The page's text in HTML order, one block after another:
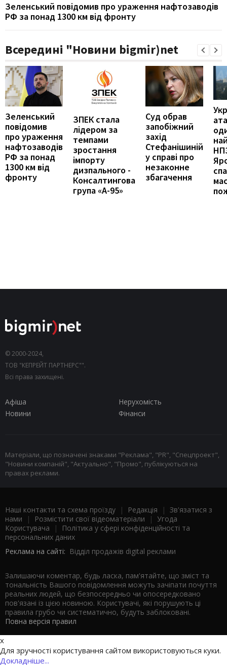
Зеленський повідомив про ураження нафтозаводів
РФ за понад 1300 км від фронту
Всередині "Новини bigmir)net
Зеленський
повідомив
про ураження
нафтозаводів
РФ за понад
1300 км від
фронту
ЗПЕК стала
лідером за
темпами
зростання
імпорту
дизпального -
Консалтингова
група «А-95»
Суд обрав
запобіжний
захід
Стефанішиній
у справі про
незаконне
збагачення
© 2000-2024,
ТОВ "КЕПРЕЙТ ПАРТНЕРС"".
Всі права захищені.
Афіша
Нерухомість
Новини
Фінанси
Матеріали, що позначені знаками "Реклама", "PR", "Спецпроект",
"Новини компаній", "Актуально", "Промо", публікуються на
правах реклами.
Наші контакти та схема проїзду | Редакція | Зв'язатися з
нами | Розмістити свої відеоматеріали | Угода
Користувача |
Політика у сфері конфіденційності та
персональних даних
Реклама на сайті: Відділ продажів digital реклами
Залишаючи коментар, будь ласка, пам'ятайте, що зміст та
тональність Вашого повідомлення можуть зачіпати почуття
реальних людей, що безпосередньо чи опосередковано
пов'язані із цією новиною. Користувачі, які порушують ці
правила грубо чи систематично, будуть заблоковані.
Повна версія правил
x
Для зручності користування сайтом використовуються куки.
Докладніше...